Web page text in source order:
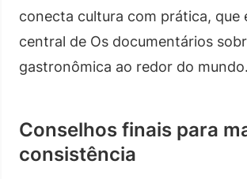
conecta cultura com prática, que
central de Os documentários
gastronômica ao redor do mundo.
Conselhos finais para
consistência